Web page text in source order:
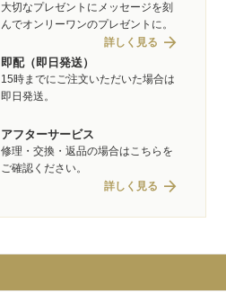
大切なプレゼントにメッセージを刻
んでオンリーワンのプレゼントに。
詳しく見る arrow_forward
即配（即日発送）
15時までにご注文いただいた場合は
即日発送。
アフターサービス
修理・交換・返品の場合はこちらを
ご確認ください。
詳しく見る arrow_forward